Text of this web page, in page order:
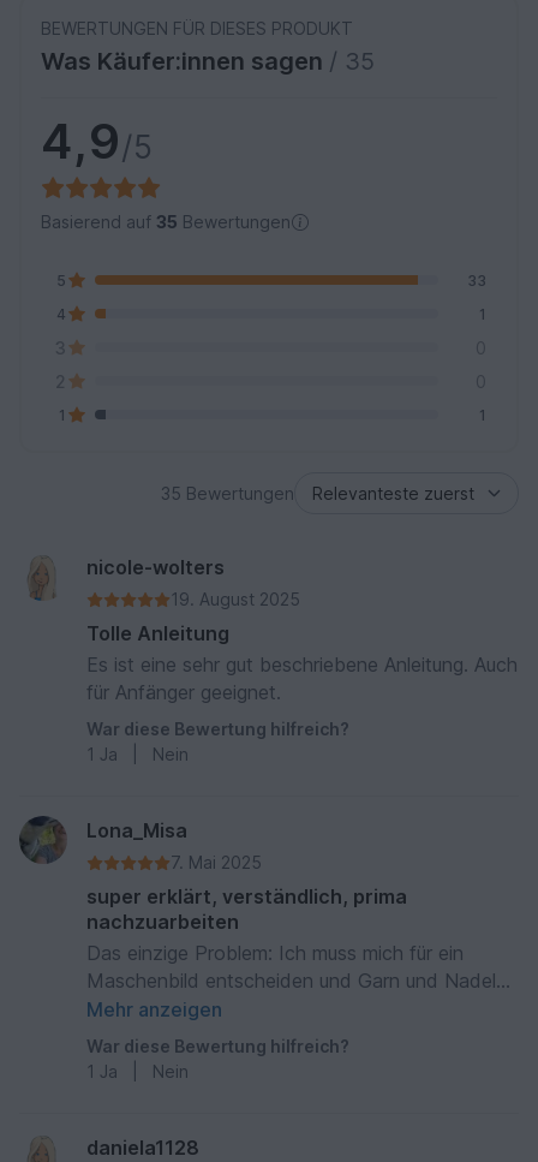
BEWERTUNGEN FÜR DIESES PRODUKT
Was Käufer:innen sagen / 35
4,9/5
Basierend auf 35 Bewertungen
5
33
4
1
3
0
2
0
1 1
35 Bewertungen
nicole-wolters
19. August 2025
Tolle Anleitung
Es ist eine sehr gut beschriebene Anleitung. Auch
für Anfänger geeignet.
War diese Bewertung hilfreich?
1 Ja Nein
Lona_Misa
7. Mai 2025
super erklärt, verständlich, prima
nachzuarbeiten
Das einzige Problem: Ich muss mich für ein
Maschenbild entscheiden und Garn und Nadeln
/ Häkelhaken festlegen. :-)) Super Maßtabelle.
Meine neueste Entdeckung. Ich werde nur noch
Raglans machen.
Mehr anzeigen
War diese Bewertung hilfreich?
1 Ja Nein
daniela1128